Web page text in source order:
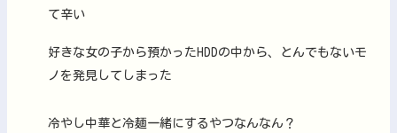
て辛い
好きな女の子から預かったHDDの中から、とんでもないモ
ノを発見してしまった
冷やし中華と冷麺一緒にするやつなんなん？